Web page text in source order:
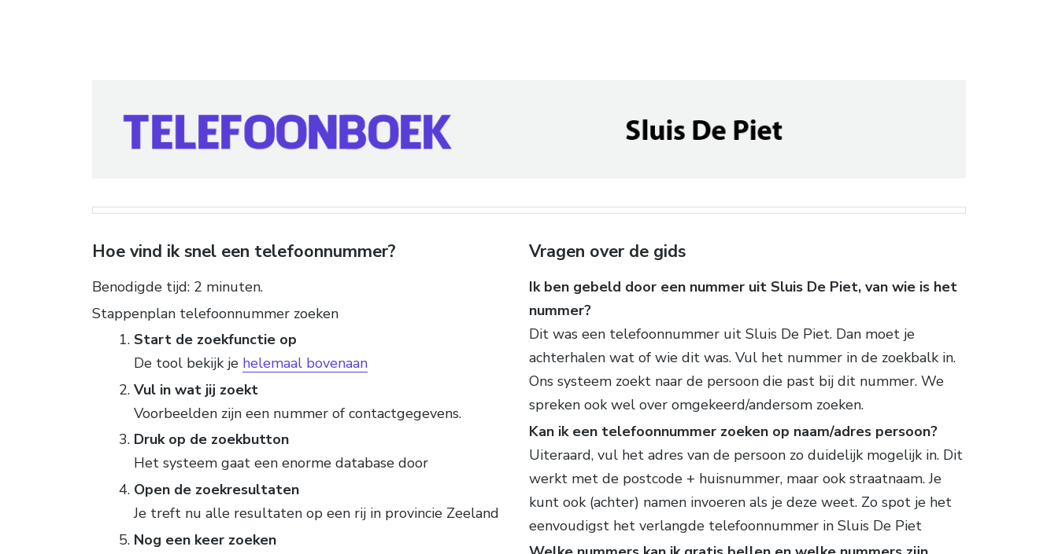
Hoe vind ik snel een telefoonnummer?
Benodigde tijd: 2 minuten.
Stappenplan telefoonnummer zoeken
Start de zoekfunctie op
De tool bekijk je helemaal bovenaan
Vul in wat jij zoekt
Voorbeelden zijn een nummer of contactgegevens.
Druk op de zoekbutton
Het systeem gaat een enorme database door
Open de zoekresultaten
Je treft nu alle resultaten op een rij in provincie Zeeland
Nog een keer zoeken
Vragen over de gids
Ik ben gebeld door een nummer uit Sluis De Piet, van wie is het
nummer?
Dit was een telefoonnummer uit Sluis De Piet. Dan moet je
achterhalen wat of wie dit was. Vul het nummer in de zoekbalk in.
Ons systeem zoekt naar de persoon die past bij dit nummer. We
spreken ook wel over omgekeerd/andersom zoeken.
Kan ik een telefoonnummer zoeken op naam/adres persoon?
Uiteraard, vul het adres van de persoon zo duidelijk mogelijk in. Dit
werkt met de postcode + huisnummer, maar ook straatnaam. Je
kunt ook (achter) namen invoeren als je deze weet. Zo spot je het
eenvoudigst het verlangde telefoonnummer in Sluis De Piet